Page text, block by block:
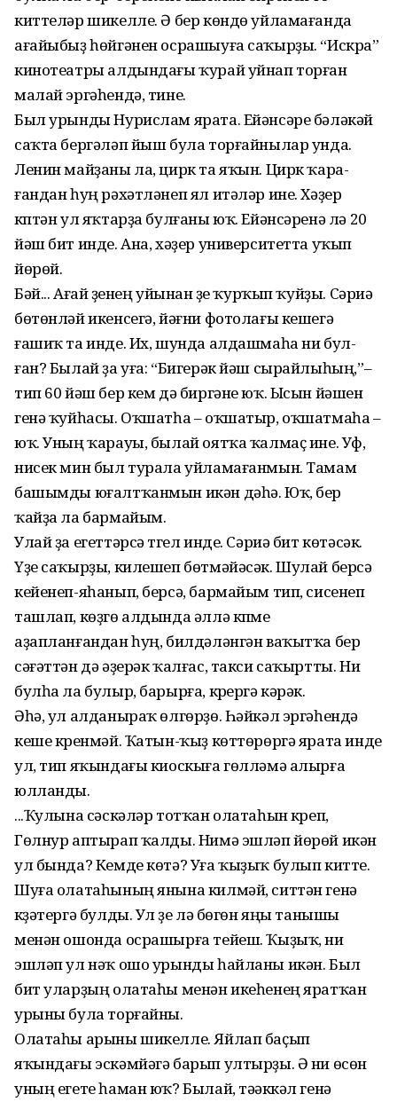
киттеләр шикелле. Ә бер көндө уйламағанда
ағайыбыҙ һөй­гәнен осрашыуға саҡырҙы. “Искра”
кинотеатры алдындағы ҡурай уйнап торған
малай эргәһендә, тине.
Был урынды Нурислам ярата. Ейәнсәре бәләкәй
саҡта бергәләп йыш була торғай­нылар унда.
Ленин майҙаны ла, цирк та яҡын. Цирк ҡара­
ғандан һуң рәхәтләнеп ял итәләр ине. Хәҙер
күптән ул яҡтарҙа булғаны юҡ. Ейәнсә­ренә лә 20
йәш бит инде. Ана, хәҙер университетта уҡып
йөрөй.
Бәй... Ағай үҙенең уйынан үҙе ҡурҡып ҡуйҙы. Сәриә
бө­төнләй икенсегә, йәғни фо­толағы кешегә
ғашиҡ та инде. Их, шунда алдашмаһа ни бул­
ған? Былай ҙа уға: “Бигерәк йәш сырайлыһың,”–
тип 60 йәш бер кем дә биргәне юҡ. Ысын йәшен
генә ҡуйһасы. Оҡшатһа – оҡшатыр, оҡшатмаһа –
юҡ. Уның ҡарауы, былай оятҡа ҡалмаҫ ине. Уф,
нисек мин был турала уйламағанмын. Тамам
башымды юғалтҡанмын икән дәһә. Юҡ, бер
ҡайҙа ла бармайым.
Улай ҙа егеттәрсә түгел инде. Сәриә бит көтәсәк.
Үҙе саҡыр­ҙы, килешеп бөтмәйәсәк. Шулай берсә
кейенеп-яһанып, берсә, бармайым тип, сисенеп
ташлап, көҙгө алдында әллә күпме
аҙапланғандан һуң, билдәләнгән ваҡытҡа бер
сәғәттән дә әҙерәк ҡалғас, такси саҡыртты. Ни
булһа ла булыр, барырға, күрергә кәрәк.
Әһә, ул алданыраҡ өлгөрҙө. Һәйкәл эргәһендә
кеше кү­ренмәй. Ҡатын-ҡыҙ көттөрөргә ярата инде
ул, тип яҡындағы киоскыға гөлләмә алырға
юлланды.
...Ҡулына сәскәләр тотҡан олатаһын күреп,
Гөлнур аптырап ҡалды. Нимә эшләп йөрөй икән
ул бында? Кемде көтә? Уға ҡыҙыҡ булып китте.
Шуға олатаһының янына килмәй, ситтән генә
күҙәтергә булды. Ул үҙе лә бөгөн яңы танышы
менән ошонда осрашырға тейеш. Ҡыҙыҡ, ни
эшләп ул нәҡ ошо урынды һайланы икән. Был
бит уларҙың олатаһы менән икеһенең яратҡан
урыны була торғайны.
Олатаһы арыны шикелле. Яйлап баҫып
яҡындағы эскәм­йәгә барып ултырҙы. Ә ни өсөн
уның егете һаман юҡ? Былай, тәүәккәл генә